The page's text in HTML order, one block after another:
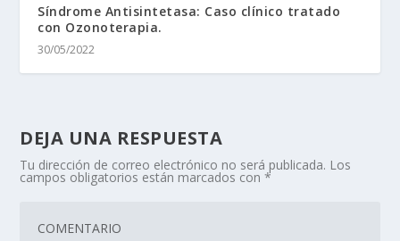
Síndrome Antisintetasa: Caso clínico tratado
con Ozonoterapia.
30/05/2022
DEJA UNA RESPUESTA
Tu dirección de correo electrónico no será publicada. Los
campos obligatorios están marcados con*